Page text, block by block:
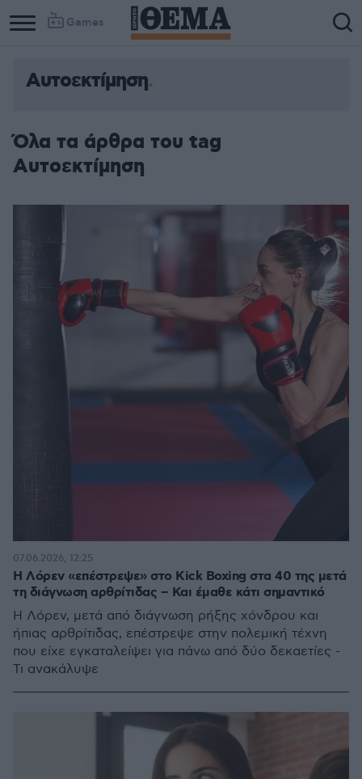
Games
Αυτοεκτίμηση
Όλα τα άρθρα του tag
Αυτοεκτίμηση
Η Λόρεν «επέστρεψε» στο Kick Boxing στα 40 της μετά
τη διάγνωση αρθρίτιδας – Και έμαθε κάτι σημαντικό
Η Λόρεν, μετά από διάγνωση ρήξης χόνδρου και
ήπιας αρθρίτιδας, επέστρεψε στην πολεμική τέχνη
που είχε εγκαταλείψει για πάνω από δύο δεκαετίες -
Τι ανακάλυψε
07.06.2026, 12:25